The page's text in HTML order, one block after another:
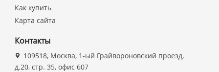
Как купить
Карта сайта
Контакты
109518, Москва, 1-ый Грайвороновский проезд,
д.20, стр. 35, офис 607